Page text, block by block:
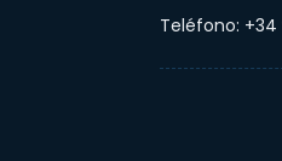
Teléfono: